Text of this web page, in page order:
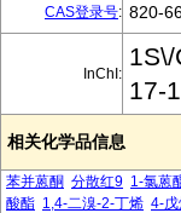
CAS登录号: 820-
InChI:
17-
相关化学品信息
苯并蒽酮 分散红9 1-氯蒽
酸酯 1,4-二溴-2-丁烯 4-